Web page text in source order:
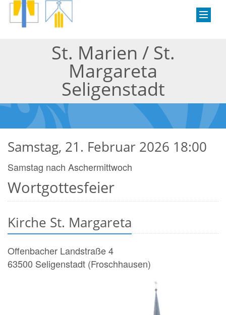
St. Marien / St.
Margareta
Seligenstadt
Wortgottesfeier
Samstag, 21. Februar 2026 18:00
Samstag nach Aschermittwoch
Kirche St. Margareta
Offenbacher Landstraße 4
63500 Seligenstadt (Froschhausen)